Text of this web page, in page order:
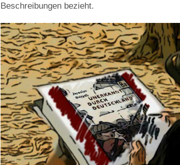
Beschreibungen bezieht.